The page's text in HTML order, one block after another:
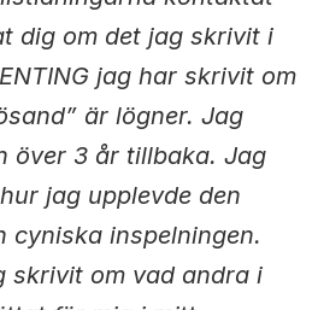
dig om det jag skrivit i
jag har skrivit om
är lögner. Jag
över 3 år tillbaka. Jag
jag upplevde den
cyniska inspelningen.
skrivit om vad andra i